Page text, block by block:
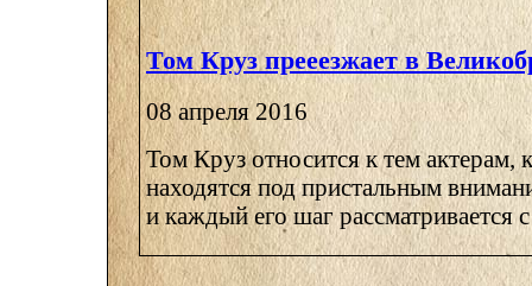
Том Круз прееезжает в
08 апреля 2016
Том Круз относится к тем актерам,
находятся под пристальным
и каждый его шаг рассматривается